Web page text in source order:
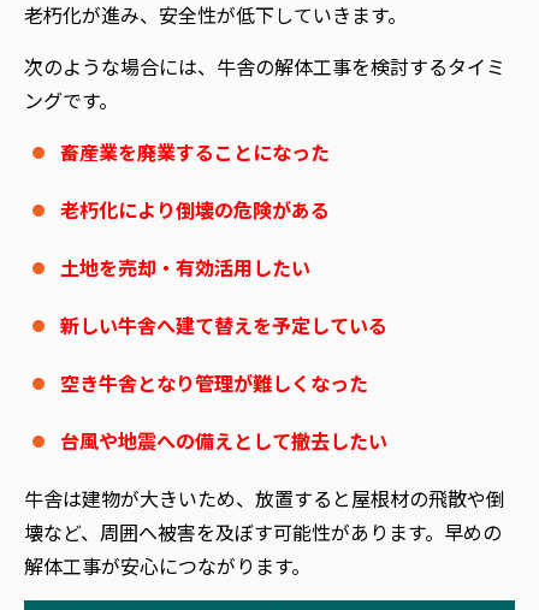
老朽化が進み、安全性が低下していきます。
次のような場合には、牛舎の解体工事を検討するタイミ
ングです。
畜産業を廃業することになった
老朽化により倒壊の危険がある
土地を売却・有効活用したい
新しい牛舎へ建て替えを予定している
空き牛舎となり管理が難しくなった
台風や地震への備えとして撤去したい
牛舎は建物が大きいため、放置すると屋根材の飛散や倒
壊など、周囲へ被害を及ぼす可能性があります。早めの
解体工事が安心につながります。